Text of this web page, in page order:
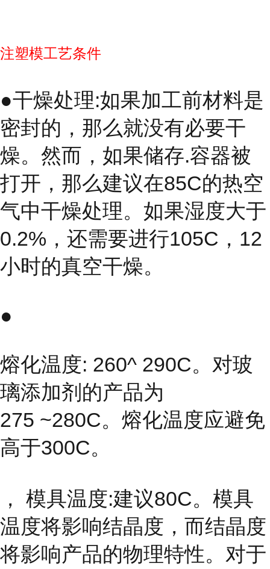
注塑模工艺条件
●干燥处理:如果加工前材料是
密封的，那么就没有必要干
燥。然而，如果储存.容器被
打开，那么建议在85C的热空
气中干燥处理。如果湿度大于
0.2%，还需要进行105C，12
小时的真空干燥。
●
熔化温度: 260^ 290C。对玻
璃添加剂的产品为
275 ~280C。熔化温度应避免
高于300C。
， 模具温度:建议80C。模具
温度将影响结晶度，而结晶度
将影响产品的物理特性。对于